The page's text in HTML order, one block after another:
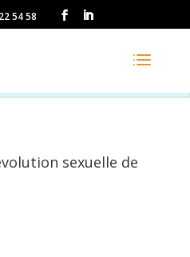
54 58
sexuelle de